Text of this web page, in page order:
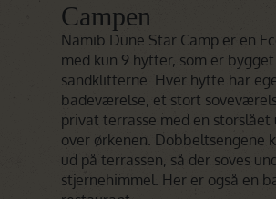
Campen
Namib Dune Star Camp er en
med kun 9 hytter, som er bygget
sandklitterne. Hver hytte har
badeværelse, et stort
privat terrasse med en storslået
over ørkenen. Dobbeltsengene
ud på terrassen, så der soves
stjernehimmel. Her er også en